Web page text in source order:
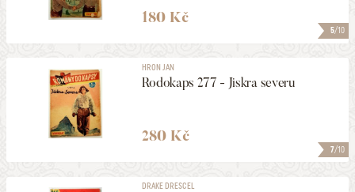
5/10
180 Kč
7/10
HRON JAN
Rodokaps 277 - Jiskra severu
280 Kč
DRAKE DRESCEL